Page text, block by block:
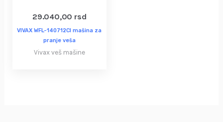
29.040,00 rsd
VIVAX WFL-140712CI mašina za
pranje veša
Vivax veš mašine